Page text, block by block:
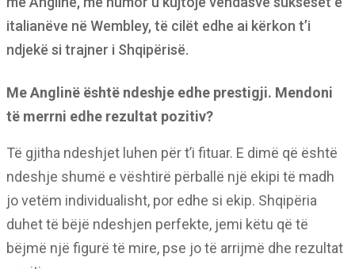
italianëve në Wembley, të cilët edhe ai kërkon t’i
ndjekë si trajner i Shqipërisë.
Me Anglinë është ndeshje edhe prestigji. Mendoni
të merrni edhe rezultat pozitiv?
Të gjitha ndeshjet luhen për t’i fituar. E dimë që është
ndeshje shumë e vështirë përballë një ekipi të madh
jo vetëm individualisht, por edhe si ekip. Shqipëria
duhet të bëjë ndeshjen perfekte, jemi këtu që të
bëjmë një figurë të mire, pse jo të arrijmë dhe rezultat